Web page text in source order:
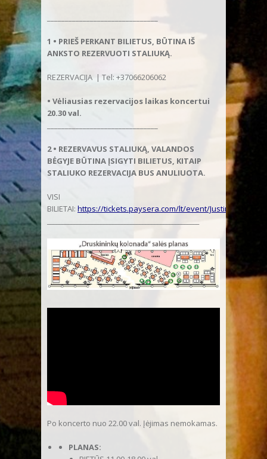
1 • PRIEŠ PERKANT BILIETUS, BŪTINA IŠ
ANKSTO REZERVUOTI STALIUKĄ.
REZERVACIJA | Tel: +37066206062
• Vėliausias rezervacijos laikas koncertui
20.30 val.
2 • REZERVAVUS STALIUKĄ, VALANDOS
BĖGYJE BŪTINA ĮSIGYTI BILIETUS, KITAIP
STALIUKO REZERVACIJA BUS ANULIUOTA.
VISI
BILIETAI: https://tickets.paysera.com/lt/event/
Po koncerto nuo 22.00 val. Įėjimas nemokamas.
PLANAS: